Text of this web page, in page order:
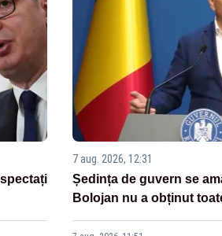
7 aug. 2026, 12:31
Ședința de guvern se
Bolojan nu a obținut